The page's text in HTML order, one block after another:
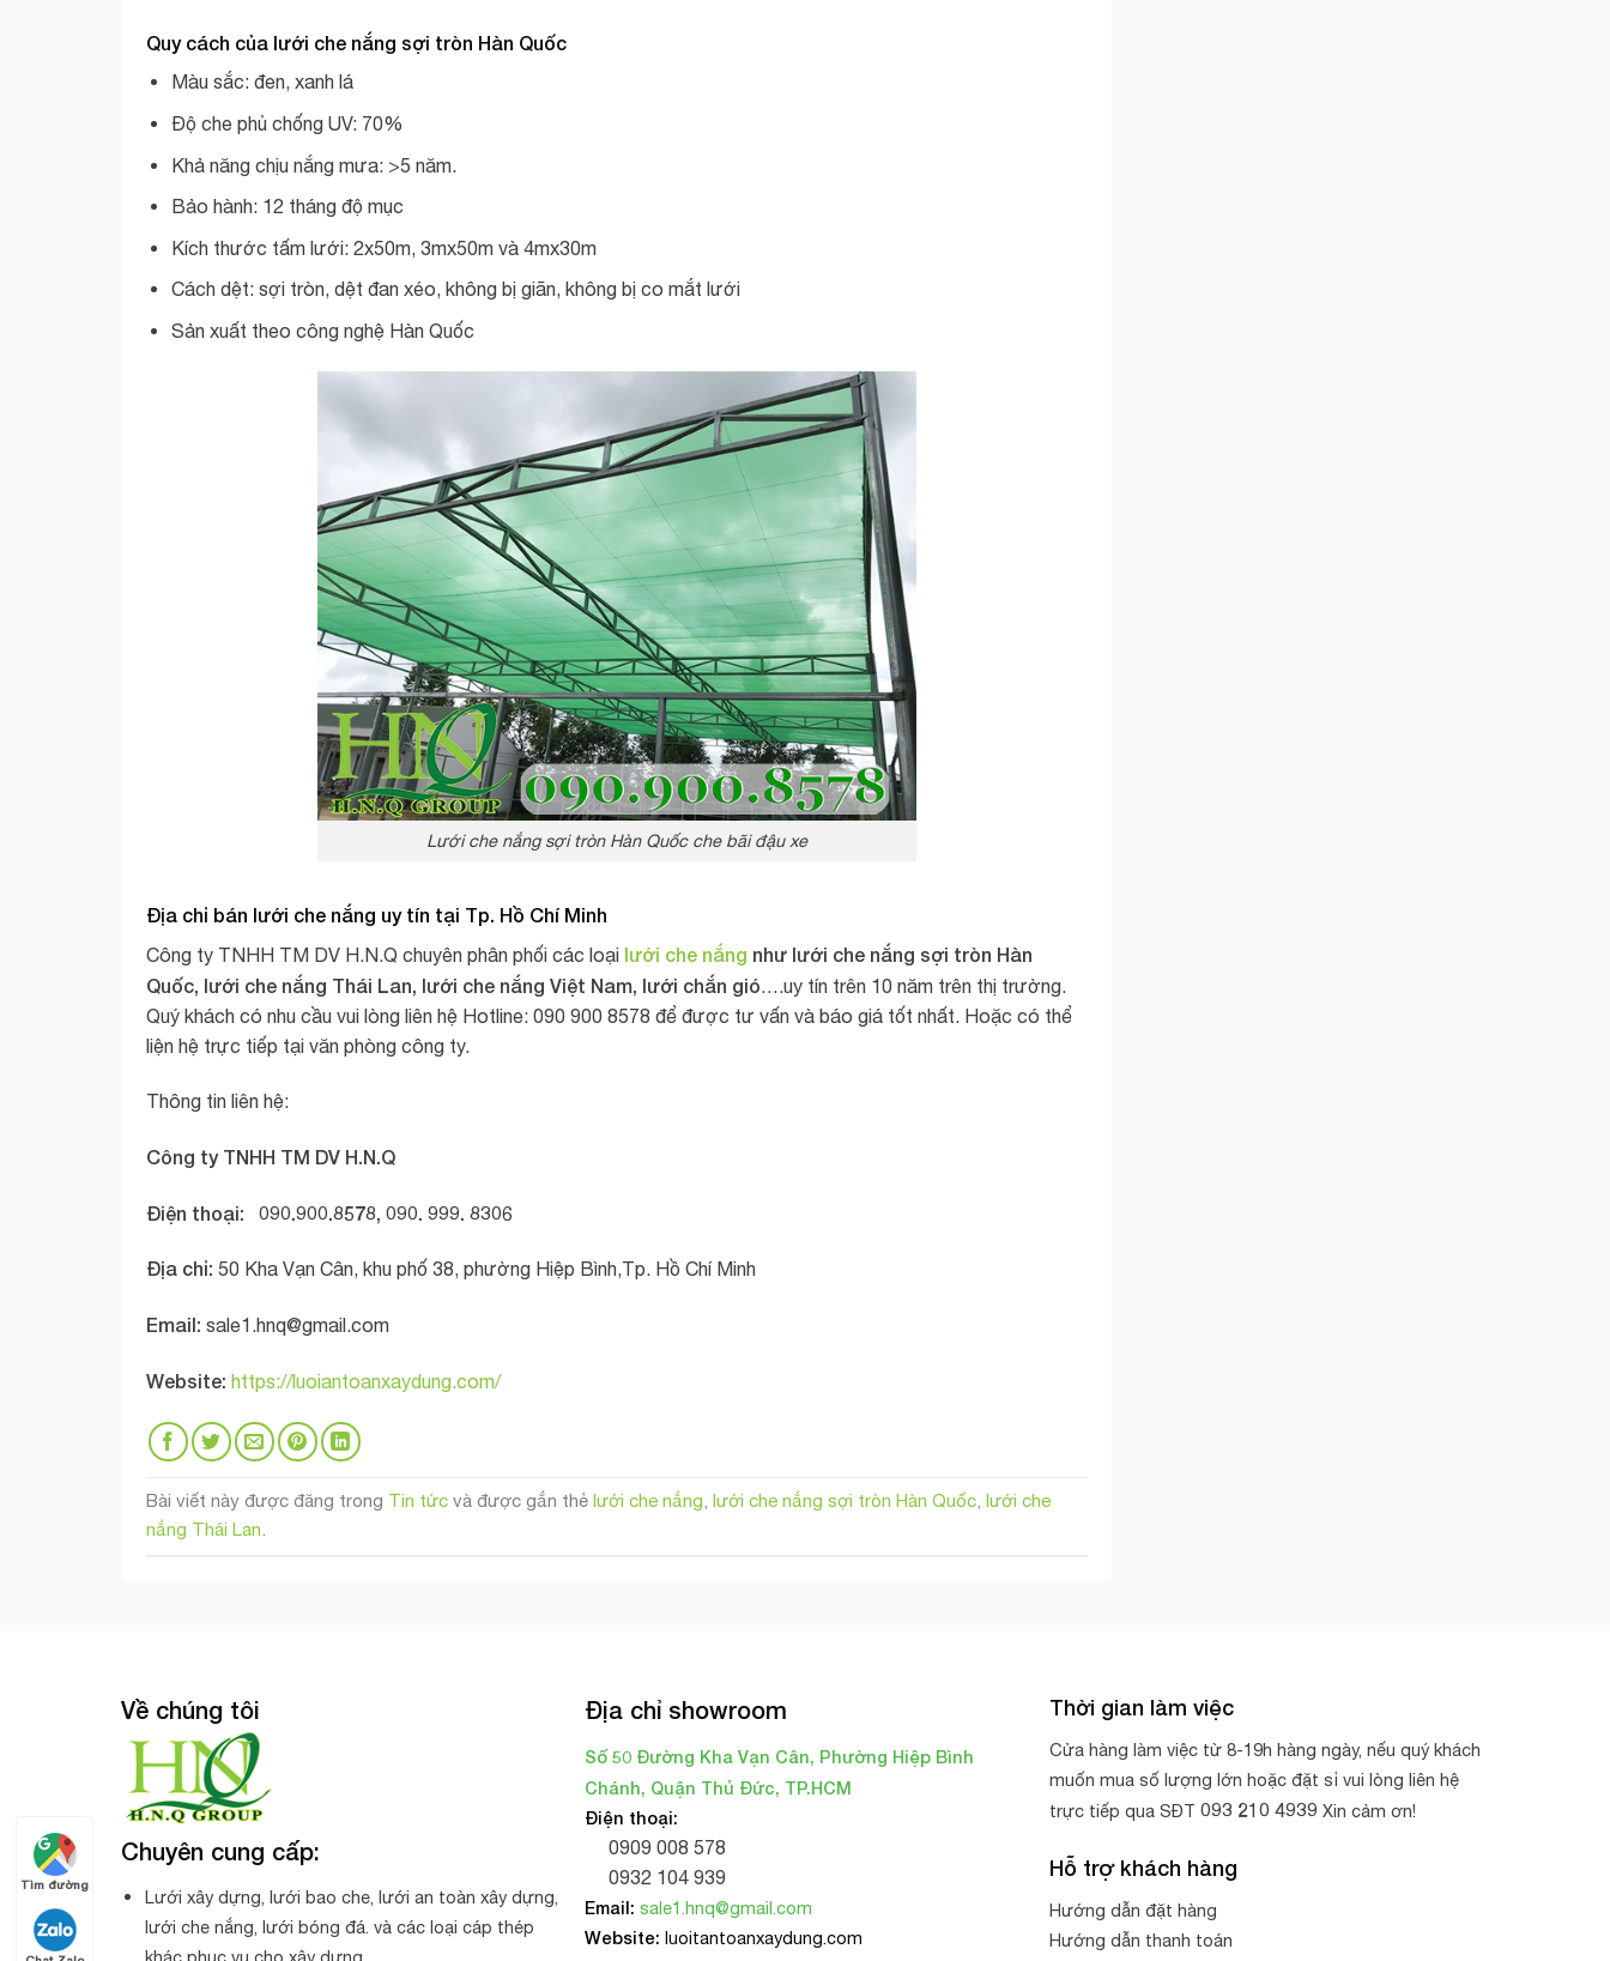
Quy cách của lưới che nắng sợi tròn Hàn Quốc
Màu sắc: đen, xanh lá
Độ che phủ chống UV: 70%
Khả năng chịu nắng mưa: >5 năm.
Bảo hành: 12 tháng độ mục
Kích thước tấm lưới: 2x50m, 3mx50m và 4mx30m
Cách dệt: sợi tròn, dệt đan xéo, không bị giãn, không bị co mắt lưới
Sản xuất theo công nghệ Hàn Quốc
Lưới che nắng sợi tròn Hàn Quốc che bãi đậu xe
Địa chỉ bán lưới che nắng uy tín tại Tp. Hồ Chí Minh
Công ty TNHH TM DV H.N.Q chuyên phân phối các loại lưới che nắng như lưới che nắng sợi tròn Hàn
Quốc, lưới che nắng Thái Lan, lưới che nắng Việt Nam, lưới chắn gió….uy tín trên 10 năm trên thị trường.
Quý khách có nhu cầu vui lòng liên hệ Hotline: 090 900 8578 để được tư vấn và báo giá tốt nhất. Hoặc có thể
liện hệ trực tiếp tại văn phòng công ty.
Thông tin liên hệ:
Công ty TNHH TM DV H.N.Q
Điện thoại: 090.900.8578, 090. 999. 8306
Địa chỉ: 50 Kha Vạn Cân, khu phố 38, phường Hiệp Bình,Tp. Hồ Chí Minh
Email: sale1.hnq@gmail.com
Website: https://luoiantoanxaydung.com/
Bài viết này được đăng trong Tin tức và được gắn thẻ lưới che nắng, lưới che nắng sợi tròn Hàn Quốc, lưới che
nắng Thái Lan.
Về chúng tôi
Chuyên cung cấp:
Lưới xây dựng, lưới bao che, lưới an toàn xây dựng,
lưới che nắng, lưới bóng đá. và các loại cáp thép
khác phục vụ cho xây dựng.
Địa chỉ showroom
Số 50 Đường Kha Vạn Cân, Phường Hiệp Bình
Chánh, Quận Thủ Đức, TP.HCM
Điện thoại:
0909 008 578
0932 104 939
Email: sale1.hnq@gmail.com
Website: luoitantoanxaydung.com
Thời gian làm việc
Cửa hàng làm việc từ 8-19h hàng ngày, nếu quý khách
muốn mua số lượng lớn hoặc đặt sỉ vui lòng liên hệ
trực tiếp qua SĐT 093 210 4939 Xin cảm ơn!
Hỗ trợ khách hàng
Hướng dẫn đặt hàng
Hướng dẫn thanh toán
Tìm đường